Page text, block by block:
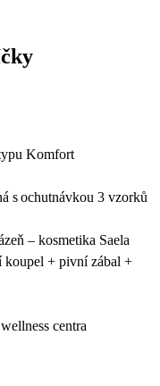
Komfort
s ochutnávkou 3 vzorků
– kosmetika Saela
+ pivní zábal +
centra